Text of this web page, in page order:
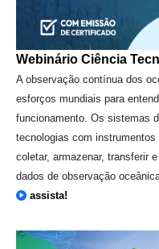
Webinário Ciência
A observação contínua dos
esforços mundiais para
funcionamento. Os sistemas
tecnologias com
coletar, armazenar, transferir
dados de observação
assista!